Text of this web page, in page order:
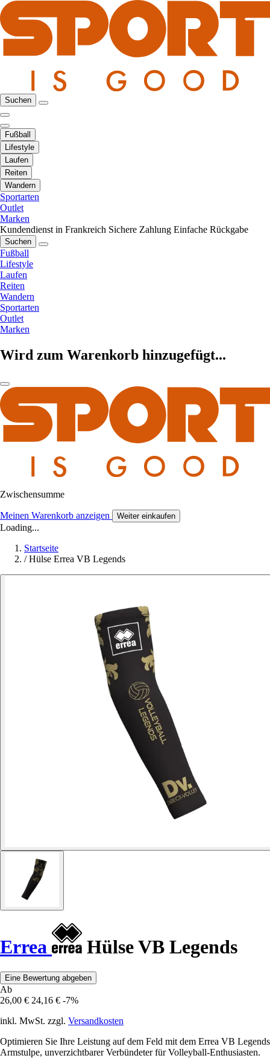
Suchen
Fußball
Lifestyle
Laufen
Reiten
Wandern
Sportarten
Outlet
Marken
Kundendienst in Frankreich Sichere Zahlung Einfache Rückgabe
Suchen
Fußball
Lifestyle
Laufen
Reiten
Wandern
Sportarten
Outlet
Marken
Wird zum Warenkorb hinzugefügt...
Zwischensumme
Meinen Warenkorb anzeigen Weiter einkaufen
Loading...
Startseite
/ Hülse Errea VB Legends
Errea Hülse VB Legends
Eine Bewertung abgeben
Ab
26,00 € 24,16 € -7%
inkl. MwSt. zzgl. Versandkosten
Optimieren Sie Ihre Leistung auf dem Feld mit dem Errea VB Legends
Armstulpe, unverzichtbarer Verbündeter für Volleyball-Enthusiasten.